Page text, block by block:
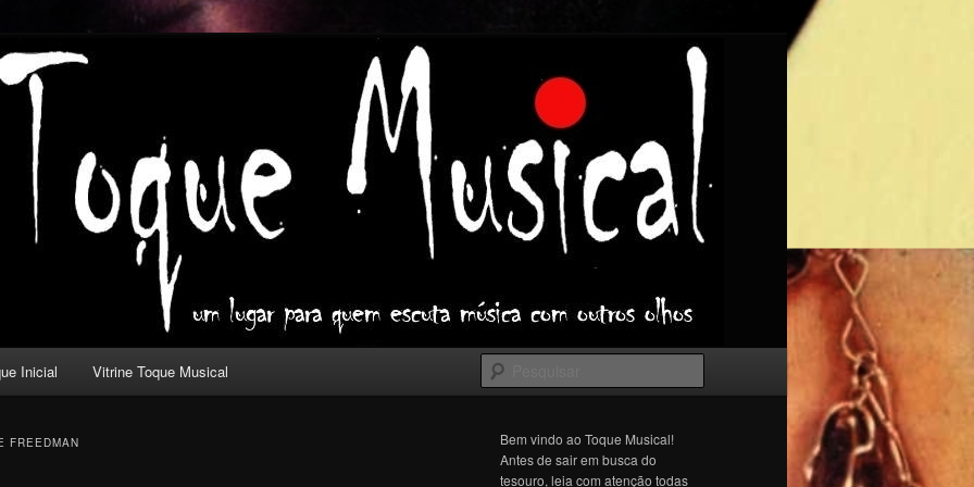
com outros olhos.
Inicial Vitrine Toque Musical
FREEDMAN
Bem vindo ao Toque Musical!
Antes de sair em busca do
tesouro, leia com atenção todas